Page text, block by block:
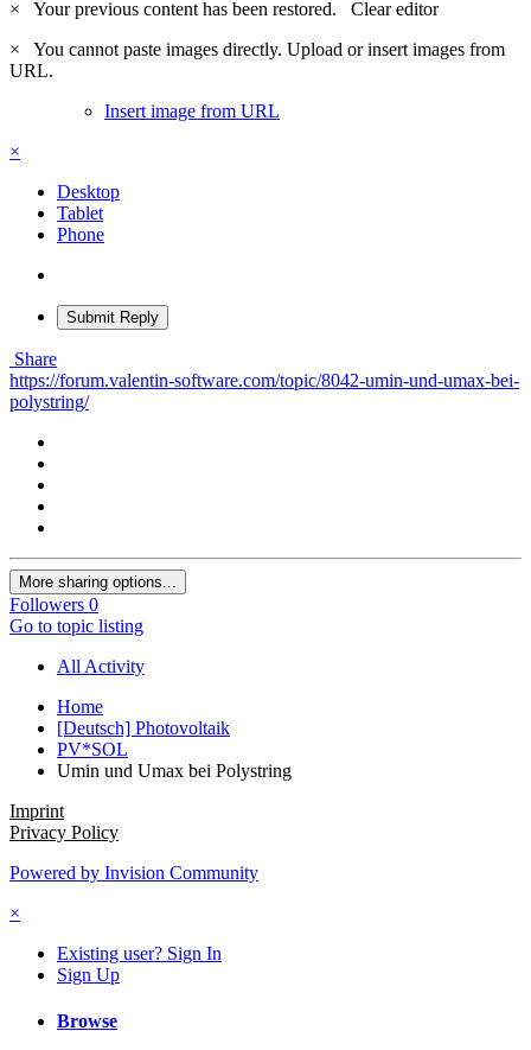
×
Your previous content has been restored. Clear editor
×
You cannot paste images directly. Upload or insert images from
URL.
Insert image from URL
×
Desktop
Tablet
Phone
Submit Reply
Share
https://forum.valentin-software.com/topic/8042-umin-und-umax-bei-
polystring/
More sharing options...
Followers 0
Go to topic listing
All Activity
Home
[Deutsch] Photovoltaik
PV*SOL
Umin und Umax bei Polystring
Imprint
Privacy Policy
Powered by Invision Community
×
Existing user? Sign In
Sign Up
Browse